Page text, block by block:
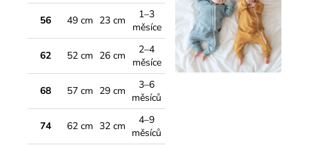
56 49 cm 23 cm
1–3
měsíce
62 52 cm 26 cm
2–4
měsíce
68 57 cm 29 cm
3–6
měsíců
74 62 cm 32 cm
4–9
měsíců